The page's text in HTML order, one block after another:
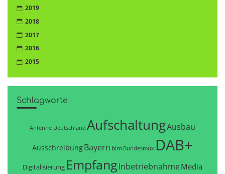
2019
2018
2017
2016
2015
Schlagworte
Antenne Deutschland AufschaltungAusbau
AusschreibungBayern blm Bundesmux DAB+
Digitalisierung EmpfangInbetriebnahme Media